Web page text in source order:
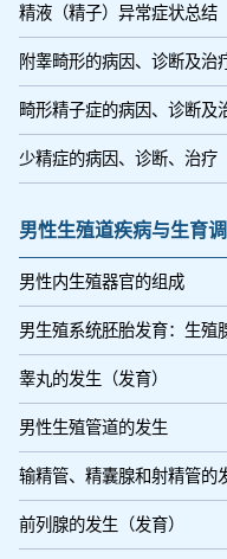
精液（精子）异常症状总结
附睾畸形的病因、诊断及治
畸形精子症的病因、诊断及
少精症的病因、诊断、治疗
男性生殖道疾病与生育
男性内生殖器官的组成
男生殖系统胚胎发育：生殖
睾丸的发生（发育）
男性生殖管道的发生
输精管、精囊腺和射精管的
前列腺的发生（发育）